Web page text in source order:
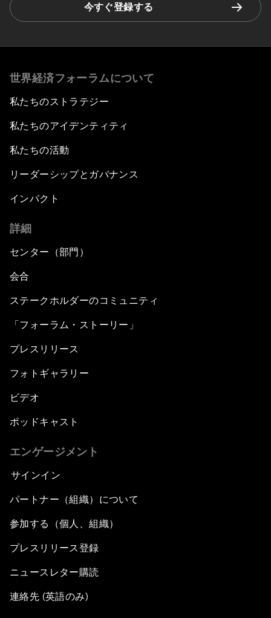
今すぐ登録する
世界経済フォーラムについて
私たちのストラテジー
私たちのアイデンティティ
私たちの活動
リーダーシップとガバナンス
インパクト
詳細
センター（部門）
会合
ステークホルダーのコミュニティ
「フォーラム・ストーリー」
プレスリリース
フォトギャラリー
ビデオ
ポッドキャスト
エンゲージメント
サインイン
パートナー（組織）について
参加する（個人、組織）
プレスリリース登録
ニュースレター購読
連絡先 (英語のみ)